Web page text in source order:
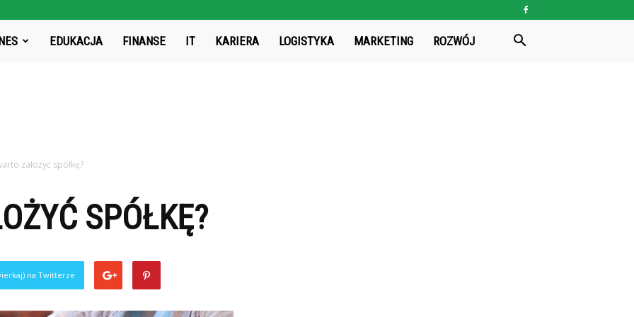
EDUKACJA FINANSE IT KARIERA LOGISTYKA MARKETING ROZWÓJ
założyć spółkę?
SPÓŁKĘ?
na Twitterze